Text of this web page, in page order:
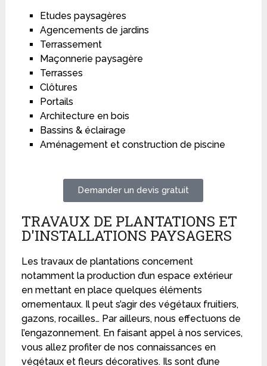
Etudes paysagères
Agencements de jardins
Terrassement
Maçonnerie paysagère
Terrasses
Clôtures
Portails
Architecture en bois
Bassins & éclairage
Aménagement et construction de piscine
Demander un devis gratuit
TRAVAUX DE PLANTATIONS ET
D'INSTALLATIONS PAYSAGERS
Les travaux de plantations concernent
notamment la production d’un espace extérieur
en mettant en place quelques éléments
ornementaux. Il peut s’agir des végétaux fruitiers,
gazons, rocailles… Par ailleurs, nous effectuons de
l’engazonnement. En faisant appel à nos services,
vous allez profiter de nos connaissances en
végétaux et fleurs décoratives. Ils sont d’une